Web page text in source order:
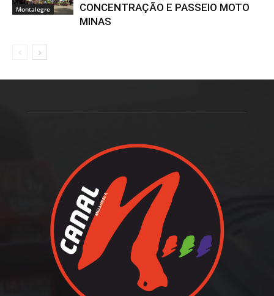
Montalegre
CONCENTRAÇÃO E PASSEIO MOTO
MINAS